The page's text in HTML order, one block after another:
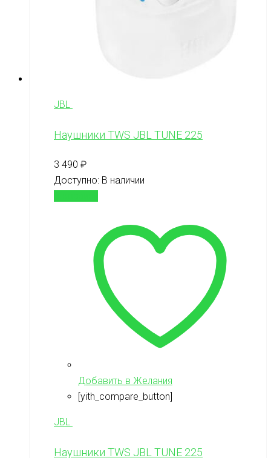
JBL
Наушники TWS JBL TUNE 225
3 490 ₽
Доступно: В наличии
Добавить в Желания
[yith_compare_button]
JBL
Наушники TWS JBL TUNE 225